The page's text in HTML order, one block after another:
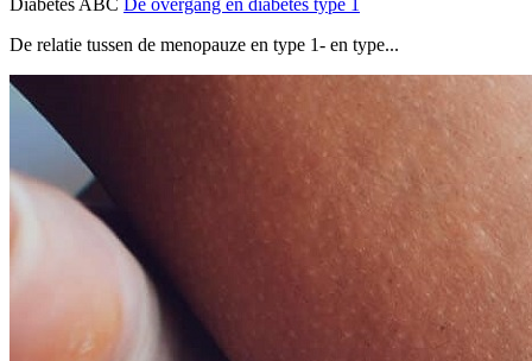
De relatie tussen de menopauze en type 1- en type...